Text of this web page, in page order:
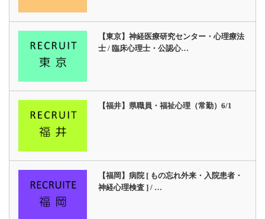
【東京】神経医療研究センター・心理療法
士 / 臨床心理士・公認心…
【福井】県職員・福祉心理（常勤）6/1
【福岡】病院 [ もの忘れ外来・入院患者・
神経心理検査 ] / …